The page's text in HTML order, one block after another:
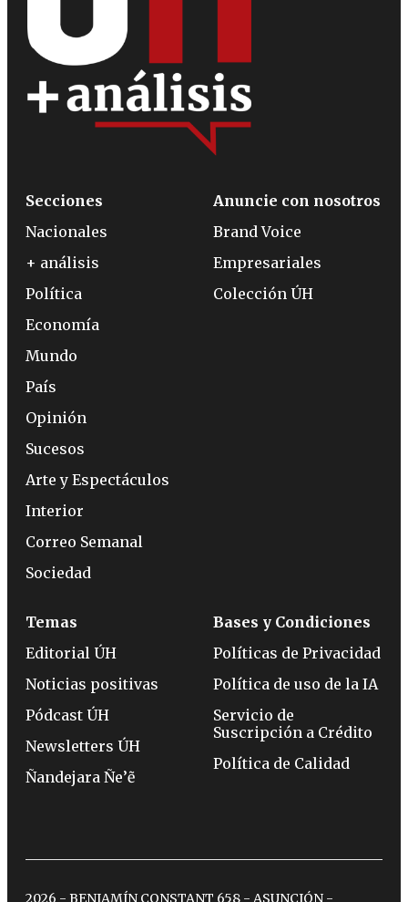
Secciones
Nacionales
+ análisis
Política
Economía
Mundo
País
Opinión
Sucesos
Arte y Espectáculos
Interior
Correo Semanal
Sociedad
Anuncie con nosotros
Brand Voice
Empresariales
Colección ÚH
Temas
Editorial ÚH
Noticias positivas
Pódcast ÚH
Newsletters ÚH
Ñandejara Ñe’ẽ
Bases y Condiciones
Políticas de Privacidad
Política de uso de la IA
Servicio de
Suscripción a Crédito
Política de Calidad
2026 - BENJAMÍN CONSTANT 658 - ASUNCIÓN -